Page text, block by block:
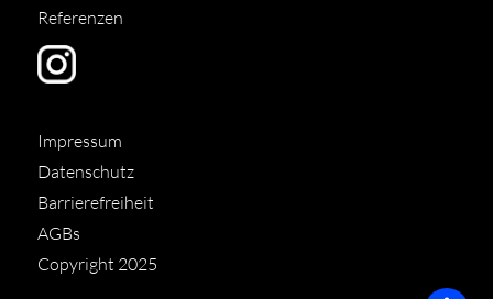
Referenzen
Impressum
Datenschutz
Barrierefreiheit
AGBs
Copyright 2025